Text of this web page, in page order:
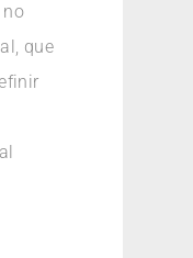
no
que